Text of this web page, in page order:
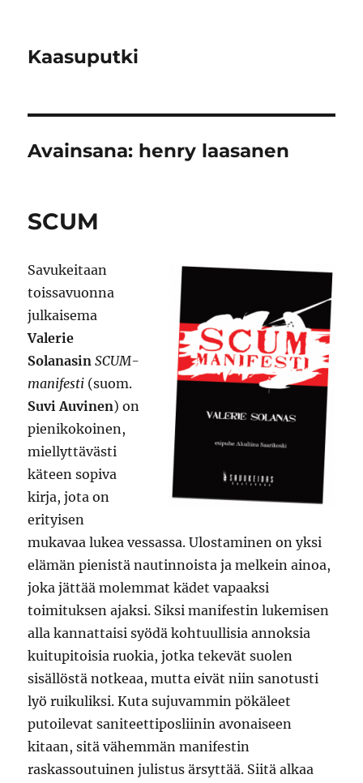
Kaasuputki
Avainsana: henry laasanen
SCUM
Savukeitaan
toissavuonna
julkaisema
Valerie
Solanasin SCUM-
manifesti (suom.
Suvi Auvinen) on
pienikokoinen,
miellyttävästi
käteen sopiva
kirja, jota on
erityisen
mukavaa lukea vessassa. Ulostaminen on yksi
elämän pienistä nautinnoista ja melkein ainoa,
joka jättää molemmat kädet vapaaksi
toimituksen ajaksi. Siksi manifestin lukemisen
alla kannattaisi syödä kohtuullisia annoksia
kuitupitoisia ruokia, jotka tekevät suolen
sisällöstä notkeaa, mutta eivät niin sanotusti
lyö ruikuliksi. Kuta sujuvammin pökäleet
putoilevat saniteettiposliinin avonaiseen
kitaan, sitä vähemmän manifestin
raskassoutuinen julistus ärsyttää. Siitä alkaa